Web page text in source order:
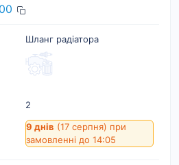
Шланг радіатора
2
9 днів (17 серпня) при
замовленні до 14:05